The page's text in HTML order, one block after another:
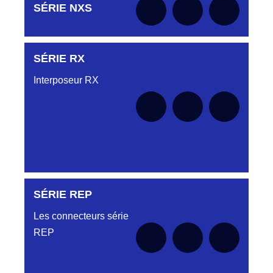
Aucune pièce disponible pour cette série pour
le moment
SÉRIE NXS
Aucune pièce disponible pour cette série pour
SÉRIE RX
Interposeur RX
Aucune pièce disponible pour cette série pour
SÉRIE REP
Les connecteurs série
REP